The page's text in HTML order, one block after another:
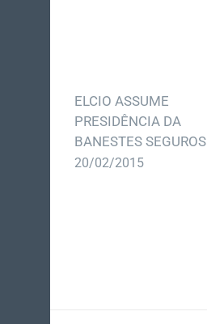
ELCIO ASSUME
PRESIDÊNCIA DA
BANESTES SEGUROS
20/02/2015